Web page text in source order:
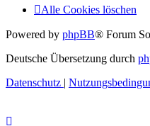
Alle Cookies löschen
Powered by phpBB® Forum
Deutsche Übersetzung durch
Datenschutz |